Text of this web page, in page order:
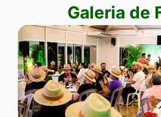
Seção Galeria de Fotos
Galeria de